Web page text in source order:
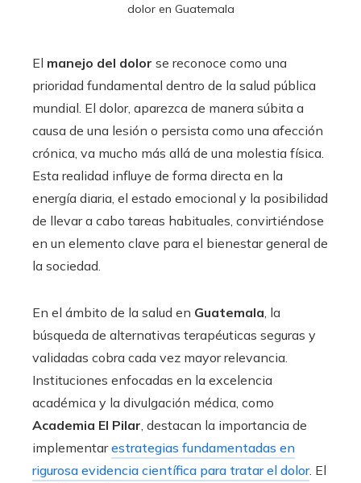
dolor en Guatemala
El manejo del dolor se reconoce como una
prioridad fundamental dentro de la salud pública
mundial. El dolor, aparezca de manera súbita a
causa de una lesión o persista como una afección
crónica, va mucho más allá de una molestia física.
Esta realidad influye de forma directa en la
energía diaria, el estado emocional y la posibilidad
de llevar a cabo tareas habituales, convirtiéndose
en un elemento clave para el bienestar general de
la sociedad.
En el ámbito de la salud en Guatemala , la
búsqueda de alternativas terapéuticas seguras y
validadas cobra cada vez mayor relevancia.
Instituciones enfocadas en la excelencia
académica y la divulgación médica, como
Academia El Pilar , destacan la importancia de
implementarestrategias fundamentadas en
rigurosa evidencia científica para tratar el dolor. El